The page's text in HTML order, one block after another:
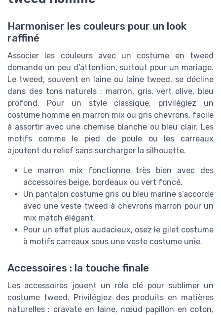
Harmoniser les couleurs pour un look
raffiné
Associer les couleurs avec un costume en tweed
demande un peu d’attention, surtout pour un mariage.
Le tweed, souvent en laine ou laine tweed, se décline
dans des tons naturels : marron, gris, vert olive, bleu
profond. Pour un style classique, privilégiez un
costume homme en marron mix ou gris chevrons, facile
à assortir avec une chemise blanche ou bleu clair. Les
motifs comme le pied de poule ou les carreaux
ajoutent du relief sans surcharger la silhouette.
Le marron mix fonctionne très bien avec des
accessoires beige, bordeaux ou vert foncé.
Un pantalon costume gris ou bleu marine s’accorde
avec une veste tweed à chevrons marron pour un
mix match élégant.
Pour un effet plus audacieux, osez le gilet costume
à motifs carreaux sous une veste costume unie.
Accessoires : la touche finale
Les accessoires jouent un rôle clé pour sublimer un
costume tweed. Privilégiez des produits en matières
naturelles : cravate en laine, nœud papillon en coton,